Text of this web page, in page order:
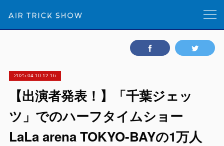
2025.04.10 12:16
【出演者発表！】「千葉ジェッ
ツ」でのハーフタイムショー
LaLa arena TOKYO-BAYの1万人